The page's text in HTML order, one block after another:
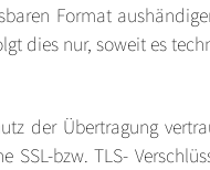
Format
dies nur, soweit es
der Übertragung
bzw. TLS-